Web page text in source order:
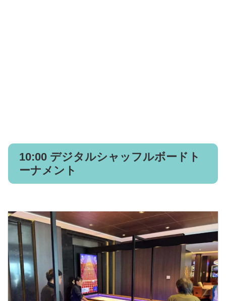
10:00 デジタルシャッフルボードト
ーナメント